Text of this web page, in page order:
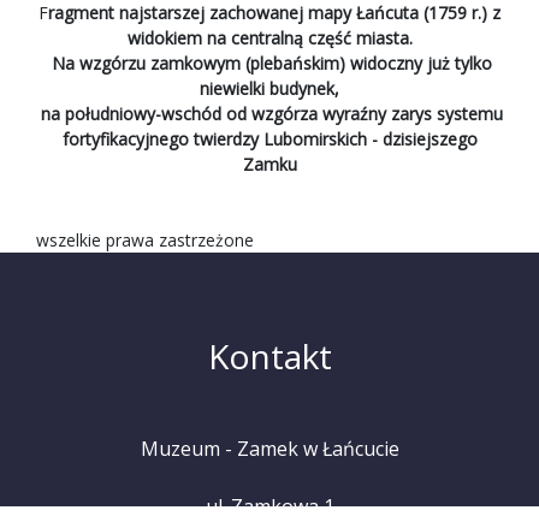
Fragment najstarszej zachowanej mapy Łańcuta (1759 r.) z
widokiem na centralną część miasta.
Na wzgórzu zamkowym (plebańskim) widoczny już tylko
niewielki budynek,
na południowy-wschód od wzgórza wyraźny zarys systemu
fortyfikacyjnego twierdzy Lubomirskich - dzisiejszego
Zamku
wszelkie prawa zastrzeżone
Kontakt
Muzeum - Zamek w Łańcucie
ul. Zamkowa 1